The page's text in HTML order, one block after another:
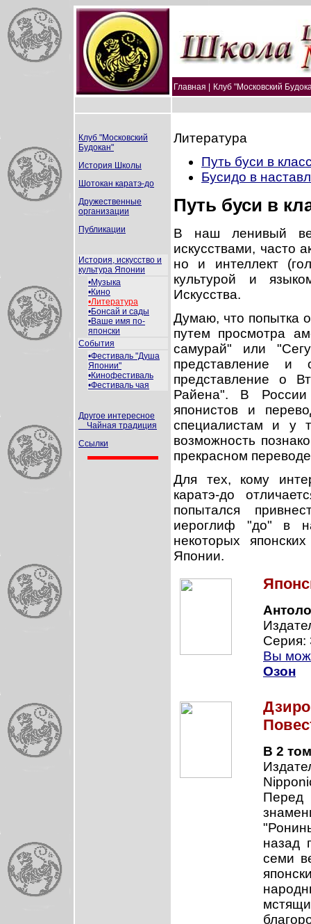
Главная | Клуб "Московский
Клуб "Московский
Будокан"
История Школы
Шотокан каратэ-до
Дружественные
организации
Публикации
История, искусство и
культура Японии
•Музыка
•Кино
•Литература
•Бонсай и сады
•Ваше имя по-
японски
События
•Фестиваль "Душа
Японии"
•Кинофестиваль
•Фестиваль чая
Другое интересное
Чайная традиция
Ссылки
Литература
Путь буси в
Бусидо в
Путь буси в
В наш ленивый
искусствами, часто
но и интеллект
культурой и
Искусства.
Думаю, что попытка
путем просмотра
самурай" или
представление
представление о
Райена". В России
японистов и
специалистам и у
возможность
прекрасном
Для тех, кому
каратэ-до
попытался
иероглиф "до" в
некоторых
Японии.
Серия:
Вы
Озон
В 2
Перед
назад
семи